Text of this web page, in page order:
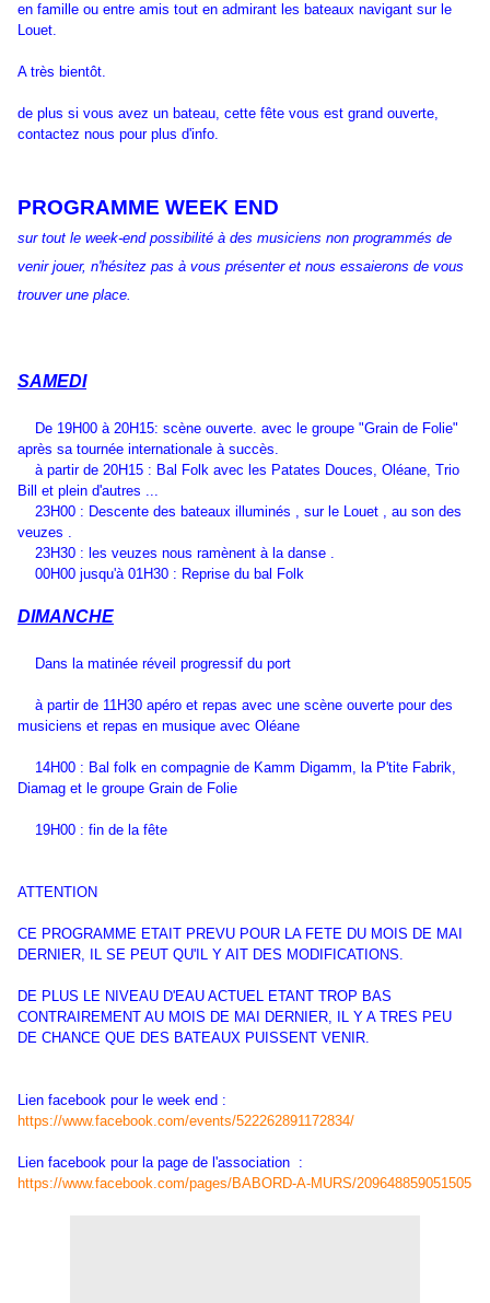
en famille ou entre amis tout en admirant les bateaux navigant sur le
Louet.
A très bientôt.
de plus si vous avez un bateau, cette fête vous est grand ouverte,
contactez nous pour plus d'info.
PROGRAMME WEEK END
sur tout le week-end possibilité à des musiciens non programmés de
venir jouer, n'hésitez pas à vous présenter et nous essaierons de vous
trouver une place.
SAMEDI
De 19H00 à 20H15: scène ouverte. avec le groupe "Grain de Folie"
après sa tournée internationale à succès.
à partir de 20H15 : Bal Folk avec les Patates Douces, Oléane, Trio
Bill et plein d'autres ...
23H00 : Descente des bateaux illuminés , sur le Louet , au son des
veuzes .
23H30 : les veuzes nous ramènent à la danse .
00H00 jusqu'à 01H30 : Reprise du bal Folk
DIMANCHE
Dans la matinée réveil progressif du port
à partir de 11H30 apéro et repas avec une scène ouverte pour des
musiciens et repas en musique avec Oléane
14H00 : Bal folk en compagnie de Kamm Digamm, la P'tite Fabrik,
Diamag et le groupe Grain de Folie
19H00 : fin de la fête
ATTENTION
CE PROGRAMME ETAIT PREVU POUR LA FETE DU MOIS DE MAI
DERNIER, IL SE PEUT QU'IL Y AIT DES MODIFICATIONS.
DE PLUS LE NIVEAU D'EAU ACTUEL ETANT TROP BAS
CONTRAIREMENT AU MOIS DE MAI DERNIER, IL Y A TRES PEU
DE CHANCE QUE DES BATEAUX PUISSENT VENIR.
Lien facebook pour le week end :
https://www.facebook.com/events/522262891172834/
Lien facebook pour la page de l'association :
https://www.facebook.com/pages/BABORD-A-MURS/209648859051505